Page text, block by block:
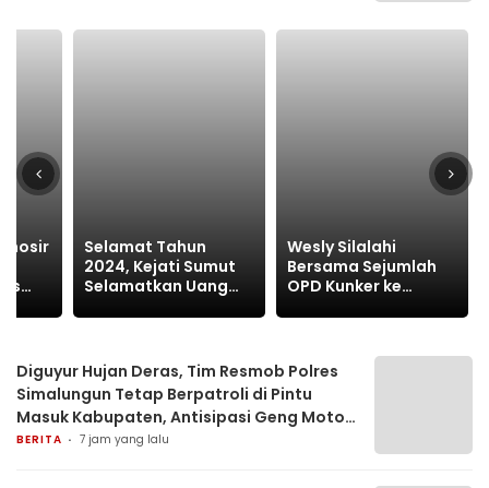
Selamat Tahun
2024, Kejati Sumut
Selamatkan Uang
dan Dukung
Ekonomi
Wesly Silalahi
Bersama Sejumlah
OPD Kunker ke
Kunjungi Kios Segoro
Malioboro
Diguyur Hujan Deras, Tim Resmob Polres
Simalungun Tetap Berpatroli di Pintu
Masuk Kabupaten, Antisipasi Geng Motor
dan Balap Liar
BERITA 7 jam yang lalu